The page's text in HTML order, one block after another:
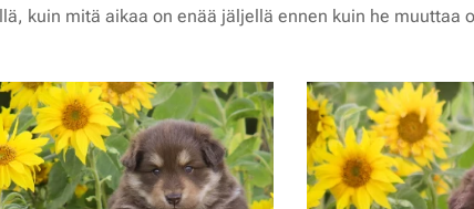
kuin mitä aikaa on enää jäljellä ennen kuin he muuttaa